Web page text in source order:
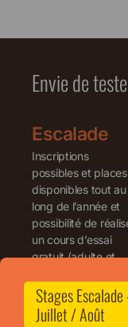
Envie de
Escalade
Inscriptions
possibles et places
disponibles tout au
long de l’année et
possibilité de
un cours d’essai
gratuit (adulte et
Sessions de
test - Escalade
Stages Escalade
Juillet / Août